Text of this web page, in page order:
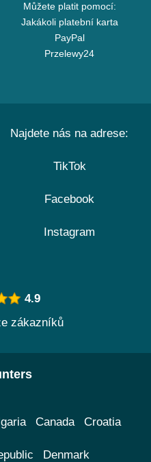
Můžete platit pomocí:
Jakákoli platební karta
PayPal
Przelewy24
Najdete nás na adrese:
TikTok
Facebook
Instagram
4.9
zákazníků
Canada Croatia
Denmark